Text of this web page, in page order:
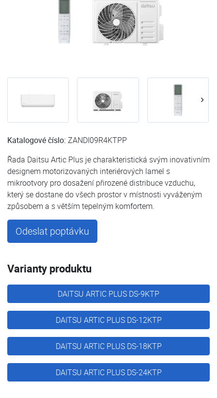
Katalogové číslo: ZANDI09R4KTPP
Řada Daitsu Artic Plus je charakteristická svým inovativním
designem motorizovaných interiérových lamel s
mikrootvory pro dosažení přirozené distribuce vzduchu,
který se dostane do všech prostor v místnosti vyváženým
způsobem a s větším tepelným komfortem.
Odeslat poptávku
Varianty produktu
DAITSU ARTIC PLUS DS-9KTP
DAITSU ARTIC PLUS DS-12KTP
DAITSU ARTIC PLUS DS-18KTP
DAITSU ARTIC PLUS DS-24KTP